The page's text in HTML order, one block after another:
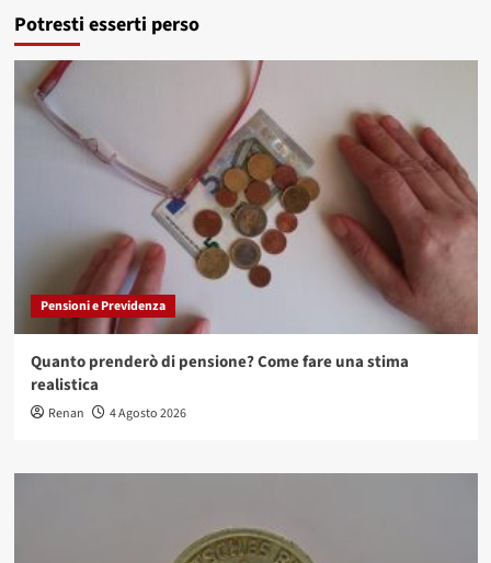
Potresti esserti perso
Pensioni e Previdenza
Quanto prenderò di pensione? Come fare una stima
realistica
Renan 4 Agosto 2026